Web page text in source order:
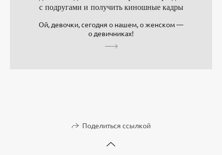
с подругами и получить киношные кадры
Ой, девочки, сегодня о нашем, о женском —
о девичниках!
Поделиться ссылкой